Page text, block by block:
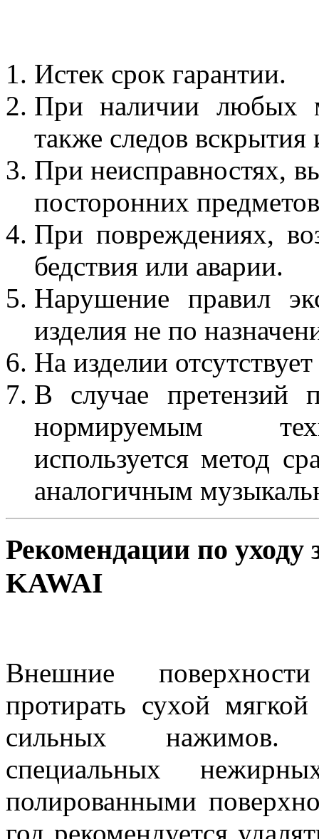
Истек срок гарантии.
При наличии любых
также следов вскрытия
При неисправностях,
посторонних
При повреждениях,
бедствия или аварии.
Нарушение правил
изделия не по
На изделии
В случае претензий
нормируемым
используется метод
аналогичным
Рекомендации по
KAWAI
Внешние
протирать сухой
сильных нажимов.
специальных
полированными
год рекомендуется